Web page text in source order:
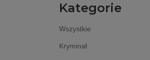
Kategorie
Wszystkie
Kryminał